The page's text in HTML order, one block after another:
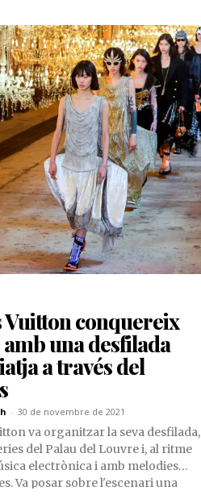
Vuitton conquereix
una desfilada
a través del
- 30 de novembre de 2021
va organitzar la seva desfilada,
del Palau del Louvre i, al ritme
electrònica i amb melodies
Va posar sobre l'escenari una